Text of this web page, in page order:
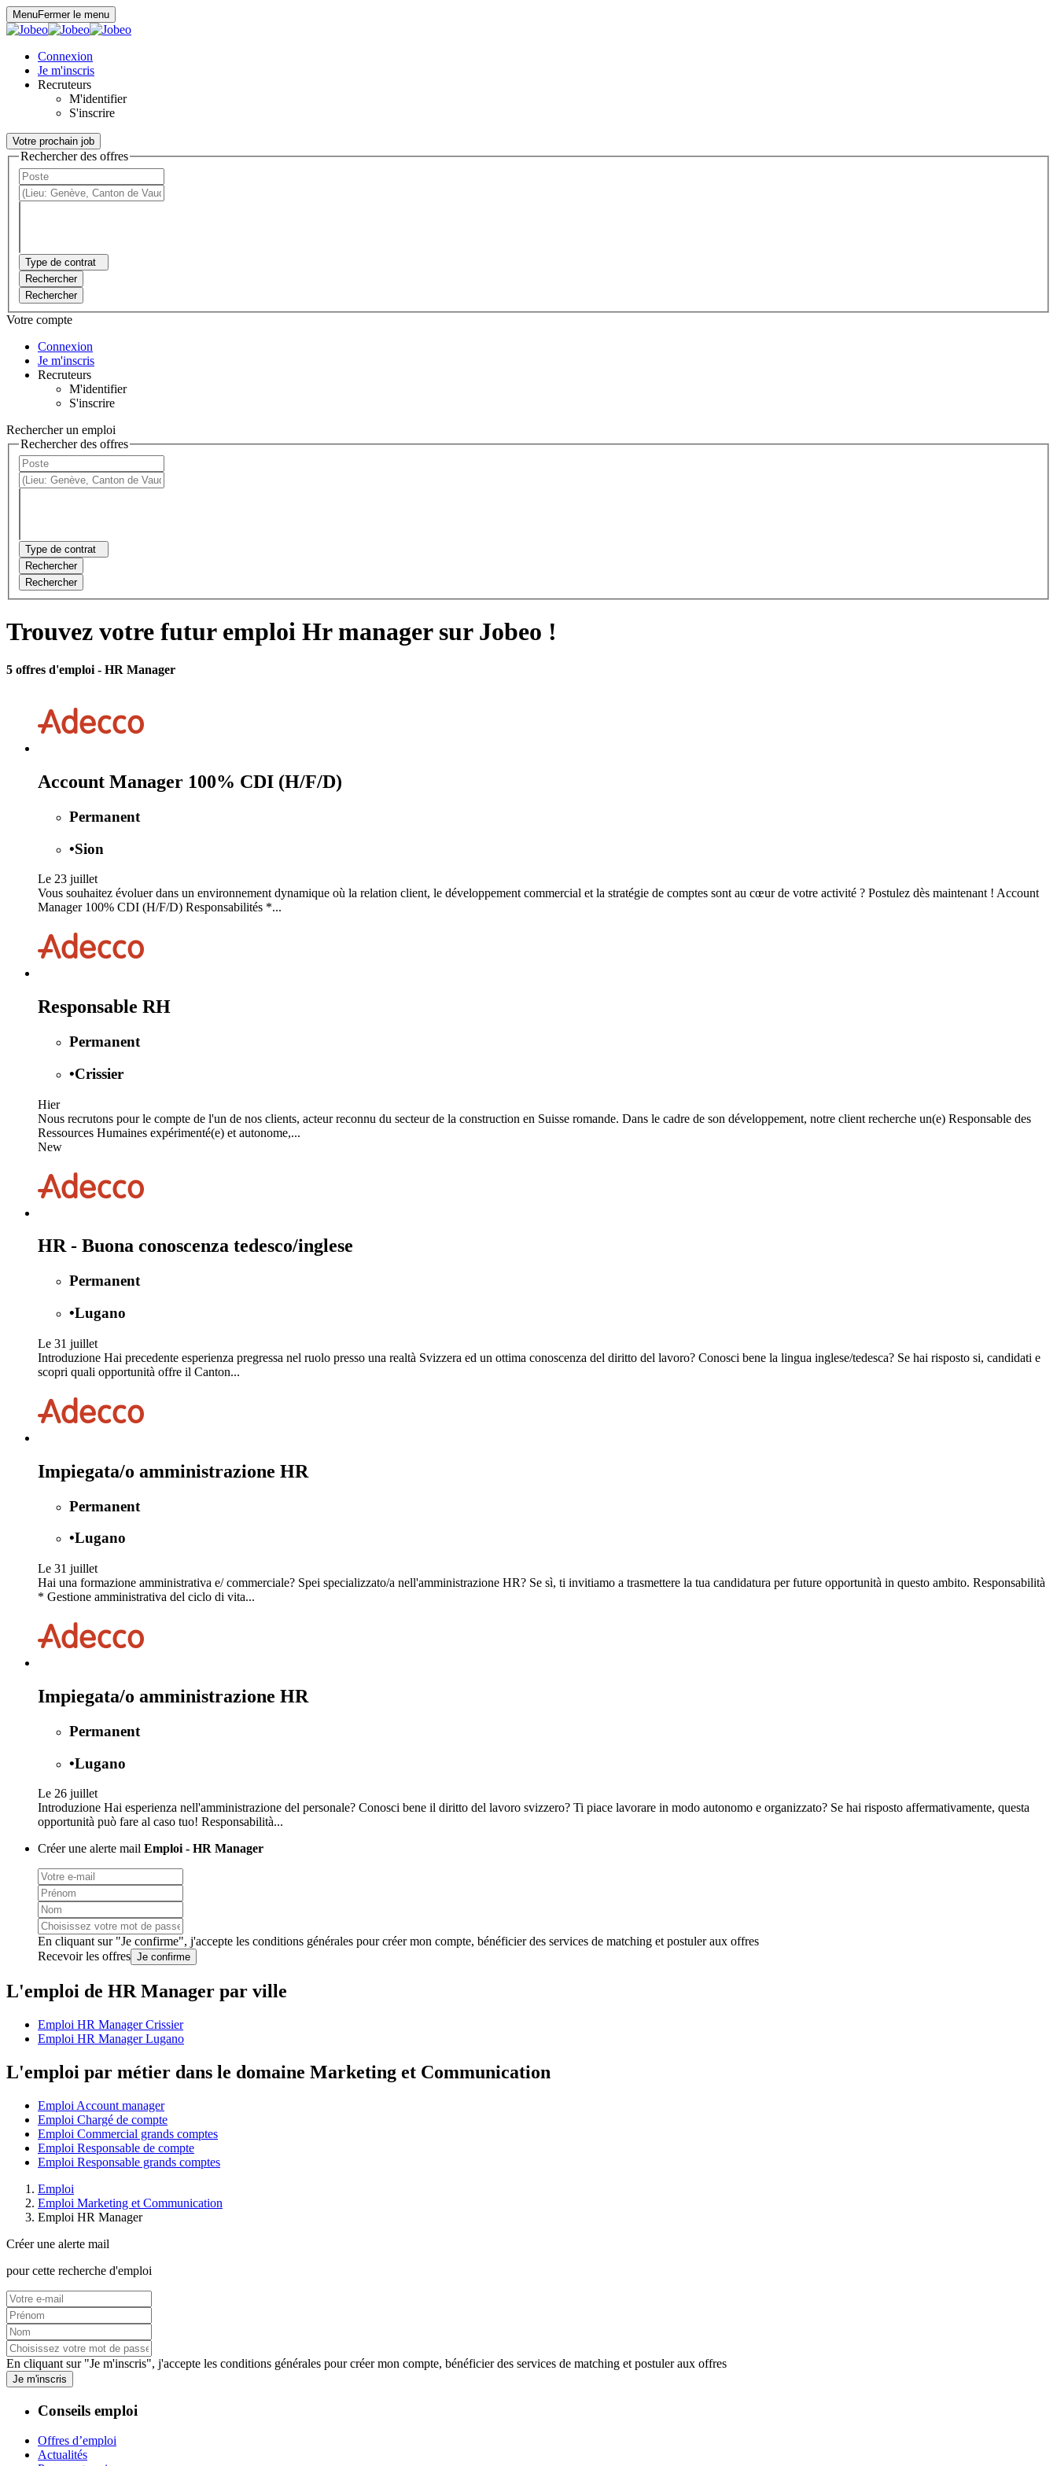
MenuFermer le menu
Connexion
Je m'inscris
Recruteurs
M'identifier
S'inscrire
Votre prochain job
Rechercher des offres
Type de contrat
Rechercher
Rechercher
Votre compte
Connexion
Je m'inscris
Recruteurs
M'identifier
S'inscrire
Rechercher un emploi
Rechercher des offres
Type de contrat
Rechercher
Rechercher
Trouvez votre futur emploi Hr manager sur Jobeo !
5 offres d'emploi - HR Manager
Account Manager 100% CDI (H/F/D)
Permanent
•Sion
Le 23 juillet
Vous souhaitez évoluer dans un environnement dynamique où la relation client, le développement commercial et la stratégie de comptes sont au cœur de votre activité ? Postulez dès maintenant ! Account
Manager 100% CDI (H/F/D) Responsabilités *...
Responsable RH
Permanent
•Crissier
Hier
Nous recrutons pour le compte de l'un de nos clients, acteur reconnu du secteur de la construction en Suisse romande. Dans le cadre de son développement, notre client recherche un(e) Responsable des
Ressources Humaines expérimenté(e) et autonome,...
New
HR - Buona conoscenza tedesco/inglese
Permanent
•Lugano
Le 31 juillet
Introduzione Hai precedente esperienza pregressa nel ruolo presso una realtà Svizzera ed un ottima conoscenza del diritto del lavoro? Conosci bene la lingua inglese/tedesca? Se hai risposto si, candidati e
scopri quali opportunità offre il Canton...
Impiegata/o amministrazione HR
Permanent
•Lugano
Le 31 juillet
Hai una formazione amministrativa e/ commerciale? Spei specializzato/a nell'amministrazione HR? Se sì, ti invitiamo a trasmettere la tua candidatura per future opportunità in questo ambito. Responsabilità
* Gestione amministrativa del ciclo di vita...
Impiegata/o amministrazione HR
Permanent
•Lugano
Le 26 juillet
Introduzione Hai esperienza nell'amministrazione del personale? Conosci bene il diritto del lavoro svizzero? Ti piace lavorare in modo autonomo e organizzato? Se hai risposto affermativamente, questa
opportunità può fare al caso tuo! Responsabilità...
Créer une alerte mail Emploi - HR Manager
En cliquant sur "Je confirme", j'accepte les conditions générales pour créer mon compte, bénéficier des services de matching et postuler aux offres
Recevoir les offres Je confirme
L'emploi de HR Manager par ville
Emploi HR Manager Crissier
Emploi HR Manager Lugano
L'emploi par métier dans le domaine Marketing et Communication
Emploi Account manager
Emploi Chargé de compte
Emploi Commercial grands comptes
Emploi Responsable de compte
Emploi Responsable grands comptes
Emploi
Emploi Marketing et Communication
Emploi HR Manager
Créer une alerte mail
pour cette recherche d'emploi
En cliquant sur "Je m'inscris", j'accepte les conditions générales pour créer mon compte, bénéficier des services de matching et postuler aux offres
Je m'inscris
Conseils emploi
Offres d’emploi
Actualités
Panneau de gestion des cookies